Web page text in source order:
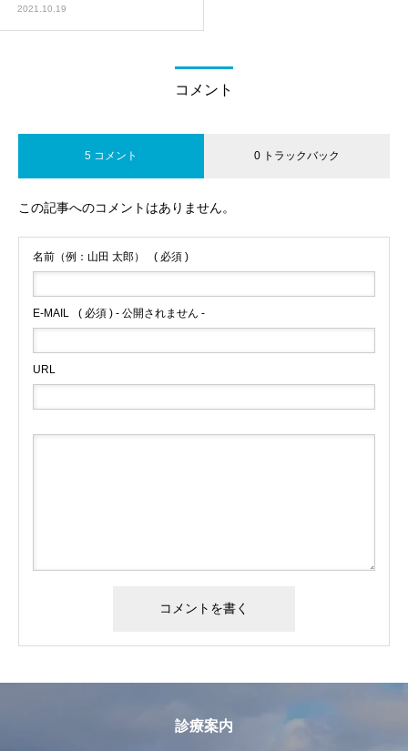
2021.10.19
コメント
5 コメント 0 トラックバック
この記事へのコメントはありません。
名前（例：山田 太郎） ( 必須 )
E-MAIL ( 必須 ) - 公開されません -
URL
診療案内